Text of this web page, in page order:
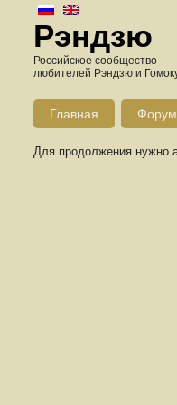
Рэндзю
Российское сообщество
любителей Рэндзю и
Главная Форум
Для продолжения нужно